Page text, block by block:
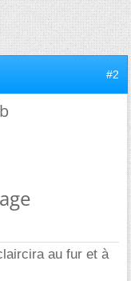
#2
au fur et à